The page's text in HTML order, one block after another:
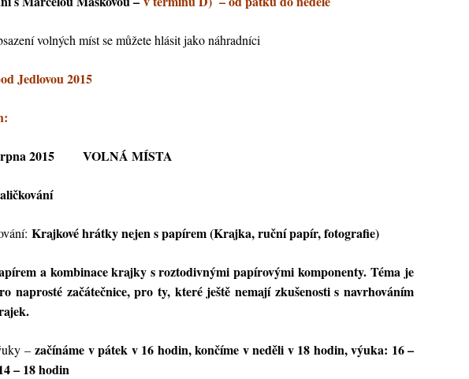
volných míst se můžete hlásit jako náhradníci
Jedlovou 2015
2015 VOLNÁ MÍSTA
Krajkové hrátky nejen s papírem (Krajka, ruční papír, fotografie)
a kombinace krajky s roztodivnými papírovými komponenty. Téma je
naprosté začátečnice, pro ty, které ještě nemají zkušenosti s navrhováním
– začínáme v pátek v 16 hodin, končíme v neděli v 18 hodin, výuka: 16 –
– 18 hodin